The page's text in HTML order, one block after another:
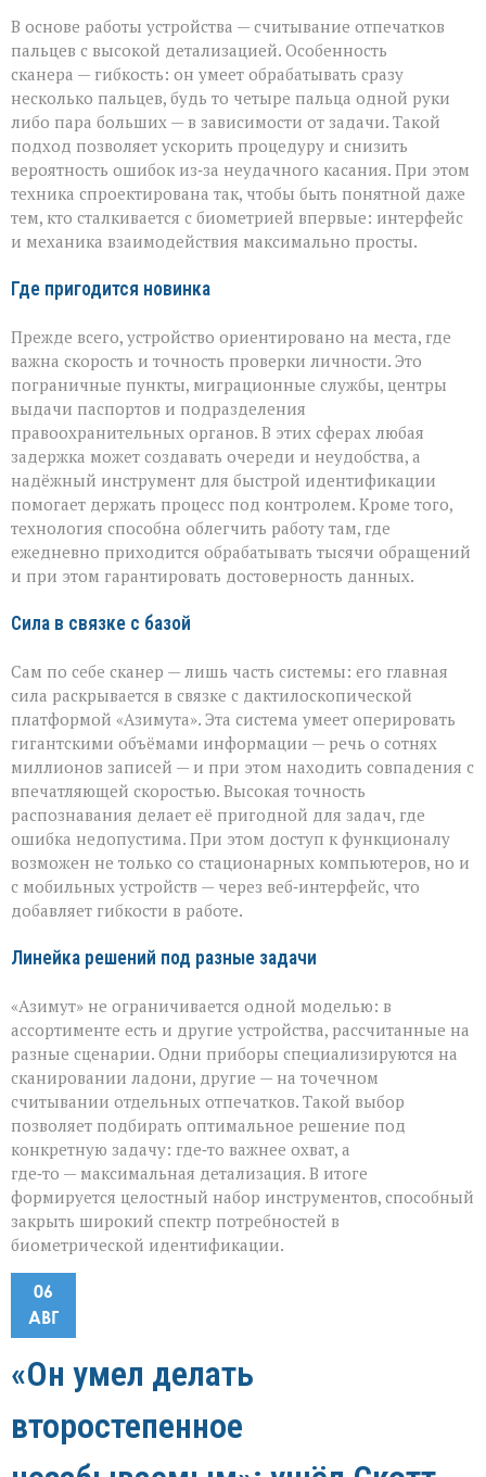
В основе работы устройства — считывание отпечатков
пальцев с высокой детализацией. Особенность
сканера — гибкость: он умеет обрабатывать сразу
несколько пальцев, будь то четыре пальца одной руки
либо пара больших — в зависимости от задачи. Такой
подход позволяет ускорить процедуру и снизить
вероятность ошибок из‑за неудачного касания. При этом
техника спроектирована так, чтобы быть понятной даже
тем, кто сталкивается с биометрией впервые: интерфейс
и механика взаимодействия максимально просты.
Где пригодится новинка
Прежде всего, устройство ориентировано на места, где
важна скорость и точность проверки личности. Это
пограничные пункты, миграционные службы, центры
выдачи паспортов и подразделения
правоохранительных органов. В этих сферах любая
задержка может создавать очереди и неудобства, а
надёжный инструмент для быстрой идентификации
помогает держать процесс под контролем. Кроме того,
технология способна облегчить работу там, где
ежедневно приходится обрабатывать тысячи обращений
и при этом гарантировать достоверность данных.
Сила в связке с базой
Сам по себе сканер — лишь часть системы: его главная
сила раскрывается в связке с дактилоскопической
платформой «Азимута». Эта система умеет оперировать
гигантскими объёмами информации — речь о сотнях
миллионов записей — и при этом находить совпадения с
впечатляющей скоростью. Высокая точность
распознавания делает её пригодной для задач, где
ошибка недопустима. При этом доступ к функционалу
возможен не только со стационарных компьютеров, но и
с мобильных устройств — через веб‑интерфейс, что
добавляет гибкости в работе.
Линейка решений под разные задачи
«Азимут» не ограничивается одной моделью: в
ассортименте есть и другие устройства, рассчитанные на
разные сценарии. Одни приборы специализируются на
сканировании ладони, другие — на точечном
считывании отдельных отпечатков. Такой выбор
позволяет подбирать оптимальное решение под
конкретную задачу: где‑то важнее охват, а
где‑то — максимальная детализация. В итоге
формируется целостный набор инструментов, способный
закрыть широкий спектр потребностей в
биометрической идентификации.
06
АВГ
«Он умел делать
второстепенное